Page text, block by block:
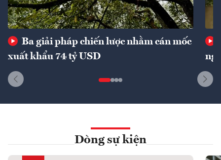
Ba giải pháp chiến lược nhằm cán mốc
xuất khẩu 74 tỷ USD
Dòng sự kiện